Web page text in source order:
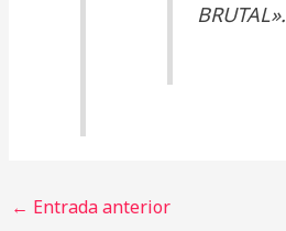
BRUTAL».
← Entrada anterior